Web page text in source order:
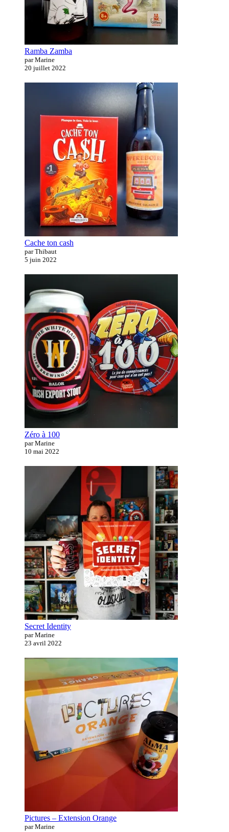
Ramba Zamba
par Marine
20 juillet 2022
Cache ton cash
par Thibaut
5 juin 2022
Zéro à 100
par Marine
10 mai 2022
Secret Identity
par Marine
23 avril 2022
Pictures – Extension Orange
par Marine